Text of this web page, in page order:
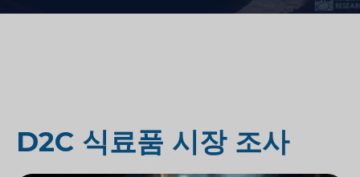
D2C 식료품 시장 조사